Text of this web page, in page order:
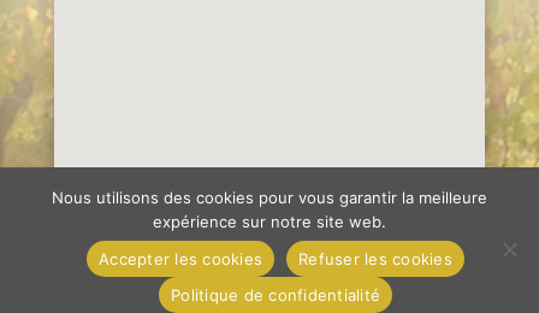
[/db_pb_map_pin]
Nous utilisons des cookies pour vous garantir la meilleure
expérience sur notre site web.
Accepter les cookies
Refuser les cookies
Politique de confidentialité